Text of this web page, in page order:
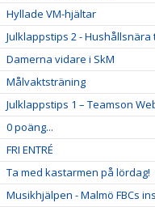
Hyllade VM-hjältar
Julklappstips 2 -
Damerna vidare i SkM
Målvaktsträning
Julklappstips 1 – Teamson
0 poäng...
FRI ENTRÉ
Ta med kastarmen på lördag!
Musikhjälpen - Malmö FBCs